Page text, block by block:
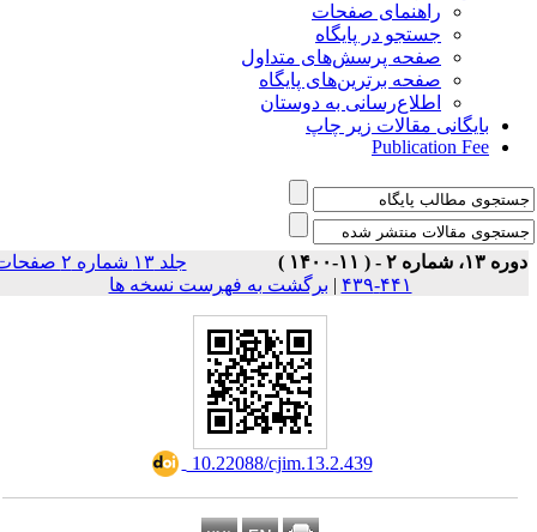
راهنمای صفحات
جستجو در پایگاه
صفحه پرسش‌های متداول
صفحه برترین‌های پایگاه
اطلاع‌رسانی به دوستان
بایگانی مقالات زیر چاپ
Publication Fee
۱۳، شماره ۲ - ( ۱۱-۱۴۰۰ )
جلد ۱۳ شماره ۲ صفحات
۴۴۱-۴۳۹
|برگشت به فهرست نسخه ها
‎ 10.22088/cjim.13.2.439